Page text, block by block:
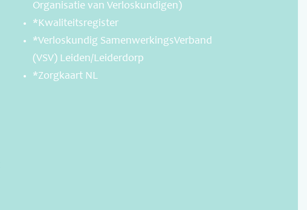
Organisatie van Verloskundigen)
*Kwaliteitsregister
*Verloskundig SamenwerkingsVerband
(VSV) Leiden/Leiderdorp
*Zorgkaart NL